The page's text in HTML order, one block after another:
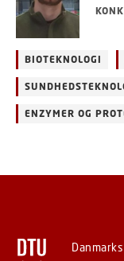
BIOTEKNOLOGI
ENZYMER OG